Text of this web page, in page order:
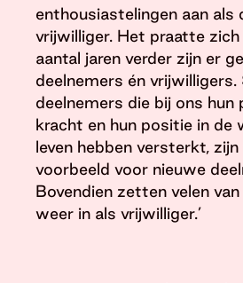
enthousiastelingen aan als
vrijwilliger. Het praatte zich
aantal jaren verder zijn er
deelnemers én vrijwilligers.
deelnemers die bij ons hun
kracht en hun positie in de
leven hebben versterkt,
voorbeeld voor nieuwe
Bovendien zetten velen
weer in als vrijwilliger.’